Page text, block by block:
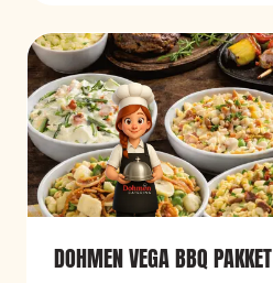
DOHMEN VEGA BBQ PAKKET